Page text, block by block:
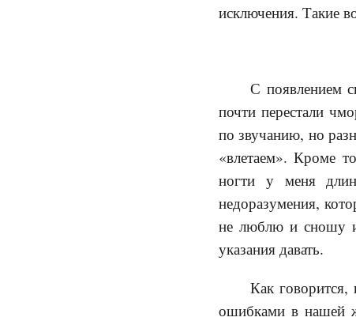
исключения. Такие
С появлением
почти перестали
по звучанию, но
«влетаем». Кроме
ногти у меня
недоразумения,
не люблю и сношу
указания давать.
Как
ошибками в нашей